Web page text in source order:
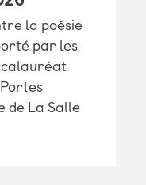
la poésie
par les
de La Salle